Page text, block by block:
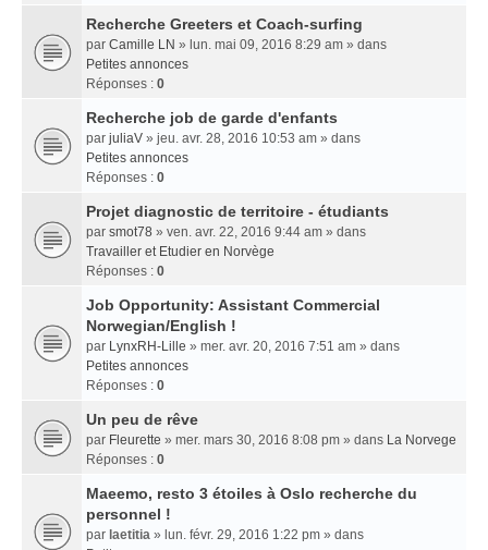
Recherche Greeters et Coach-surfing
par Camille LN » lun. mai 09, 2016 8:29 am » dans
Petites annonces
Réponses : 0
Recherche job de garde d'enfants
par juliaV » jeu. avr. 28, 2016 10:53 am » dans
Petites annonces
Réponses : 0
Projet diagnostic de territoire - étudiants
par smot78 » ven. avr. 22, 2016 9:44 am » dans
Travailler et Etudier en Norvège
Réponses : 0
Job Opportunity: Assistant Commercial
Norwegian/English !
par LynxRH-Lille » mer. avr. 20, 2016 7:51 am » dans
Petites annonces
Réponses : 0
Un peu de rêve
par Fleurette » mer. mars 30, 2016 8:08 pm » dans La Norvege
Réponses : 0
Maeemo, resto 3 étoiles à Oslo recherche du
personnel !
par laetitia » lun. févr. 29, 2016 1:22 pm » dans